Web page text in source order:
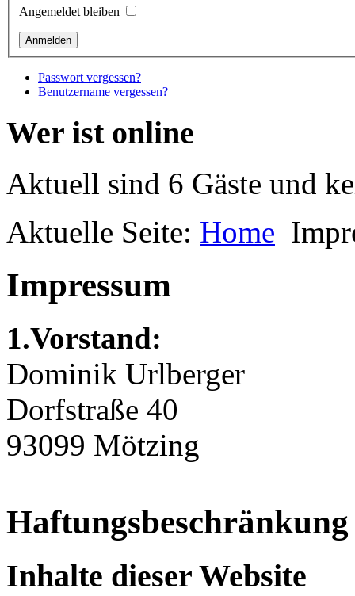
Angemeldet bleiben
Passwort vergessen?
Benutzername vergessen?
Wer ist online
Aktuell sind 6 Gäste und
Aktuelle Seite: Home
Impressum
1.Vorstand:
Dominik Urlberger
Dorfstraße 40
93099 Mötzing
Haftungsbeschränkung
Inhalte dieser Website